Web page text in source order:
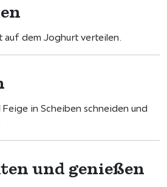
dem Joghurt verteilen.
in Scheiben schneiden und
und genießen